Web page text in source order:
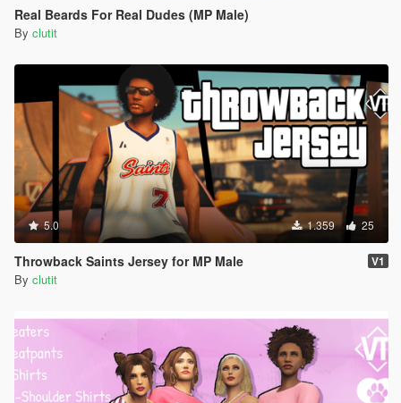
Real Beards For Real Dudes (MP Male)
By clutit
5.0 1.359 25
Throwback Saints Jersey for MP Male V1
By clutit